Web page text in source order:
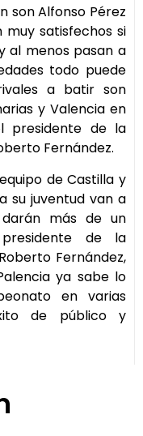
son Alfonso Pérez
muy satisfechos si
al menos pasan a
todo puede
a batir son
y Valencia en
presidente de la
Fernández.
de Castilla y
su juventud van a
más de un
de la
Roberto Fernández,
ya sabe lo
en varias
de público y